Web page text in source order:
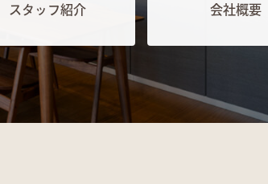
スタッフ紹介 会社概要